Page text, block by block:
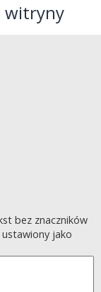
witryny
bez znaczników
jako